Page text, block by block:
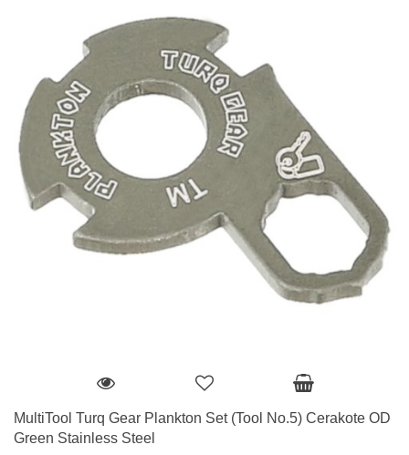
MultiTool Turq Gear Plankton Set (Tool No.5) Cerakote OD
Green Stainless Steel